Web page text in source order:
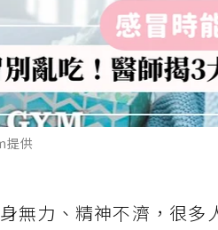
提供
無力、精神不濟，很